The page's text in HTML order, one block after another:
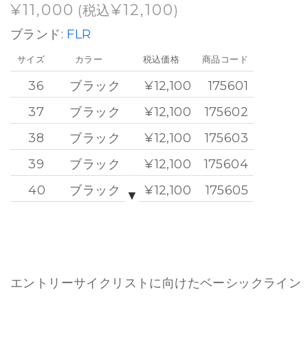
¥11,000 (税込¥12,100)
ブランド: FLR
▼
サイズ
36
37
38
39
40
カラー
ブラック
ブラック
ブラック
ブラック
ブラック
税込価格
¥12,100
¥12,100
¥12,100
¥12,100
¥12,100
商品コード
175601
175602
175603
175604
175605
エントリーサイクリストに向けたベーシックライン